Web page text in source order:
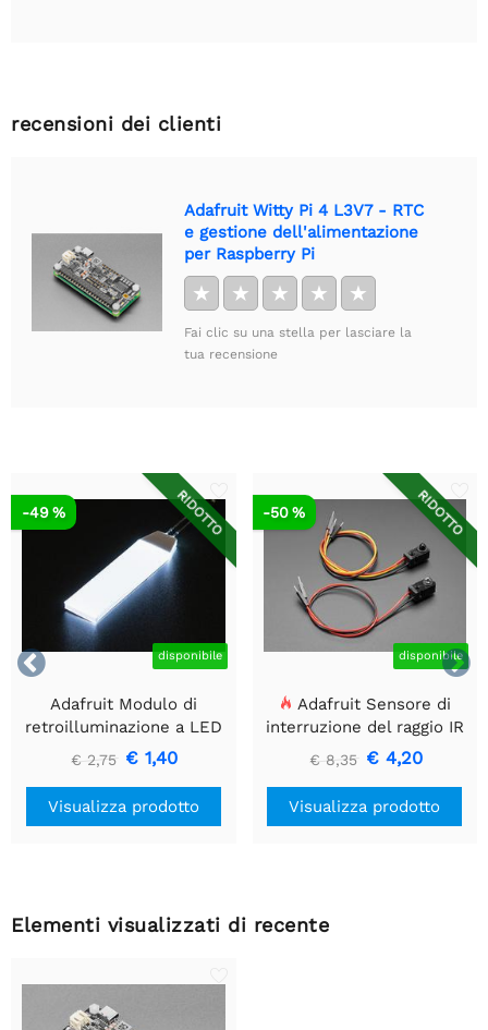
recensioni dei clienti
Adafruit Witty Pi 4 L3V7 - RTC
e gestione dell'alimentazione
per Raspberry Pi
★ ★ ★ ★ ★
Fai clic su una stella per lasciare la
tua recensione


RIDOTTO
disponibile
-49 %
Adafruit Modulo di
retroilluminazione a LED
bianco - Piccolo 12 mm x
40 mm
€ 2,75 € 1,40
Visualizza prodotto
RIDOTTO
disponibile
-50 %
Adafruit Sensore di
interruzione del raggio IR
con estremità del
connettore del cavo di alta
qualità - LED da 5 mm
€ 8,35 € 4,20
Visualizza prodotto
Elementi visualizzati di recente